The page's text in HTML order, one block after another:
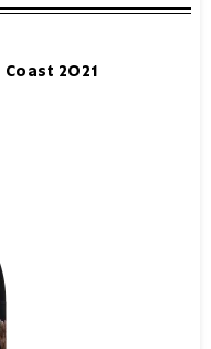
Coast 2021